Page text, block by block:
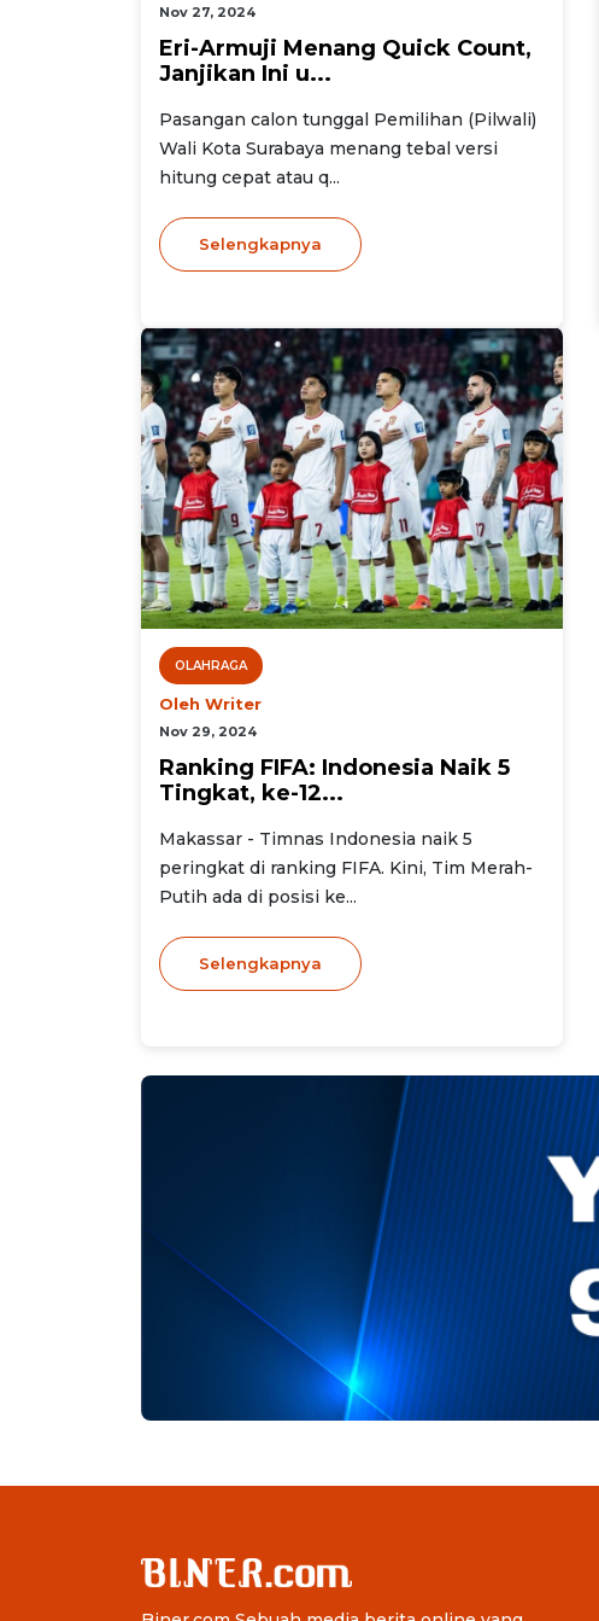
Nov 27, 2024
Eri-Armuji Menang Quick Count,
Janjikan Ini u...
Pasangan calon tunggal Pemilihan (Pilwali)
Wali Kota Surabaya menang tebal versi
hitung cepat atau q...
Selengkapnya
OLAHRAGA
Oleh Writer
Nov 29, 2024
Ranking FIFA: Indonesia Naik 5
Tingkat, ke-12...
Makassar - Timnas Indonesia naik 5
peringkat di ranking FIFA. Kini, Tim Merah-
Putih ada di posisi ke...
Selengkapnya